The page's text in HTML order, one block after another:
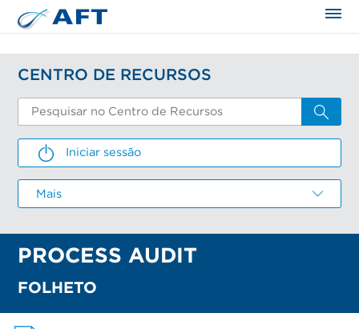
CENTRO DE RECURSOS
Iniciar sessão
Mais
INICIAR SESSÃO
Email
Password
CRIE UMA CONTA
Email *
ESQUECI MINHA SENHA
Email
RESEND ACTIVATION EMAIL
Email
PROCESS AUDIT
FOLHETO